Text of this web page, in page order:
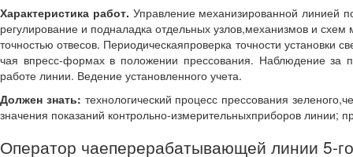
Характеристика работ. Управление механизированной линией
регулирование и подналадка отдельных узлов,механизмов и
точностью отвесов. Периодическаяпроверка точности
чая впресс-формах в положении прессования. Наблюдение за
работе линии. Ведение установленного учета.
Должен знать: технологический процесс прессования
значения показаний контрольно-измерительныхприборов линии;
Оператор чаеперерабатывающей линии 5-